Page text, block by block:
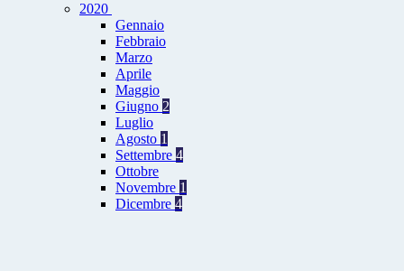
2020
Gennaio
Febbraio
Marzo
Aprile
Maggio
Giugno 2
Luglio
Agosto 1
Settembre 4
Ottobre
Novembre 1
Dicembre 4